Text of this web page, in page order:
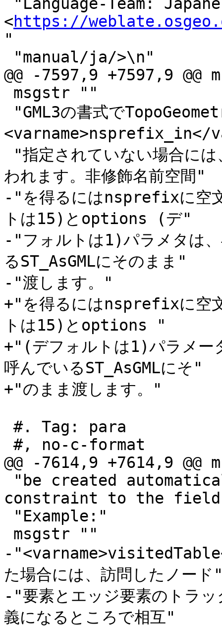
<https://
"
@@ -7597,9 +7597,9 @@
<varname>nsprefix_in</
われます。非修飾名前空間"
-"を得るにはnsprefixに空
トは15)とoptions (デ"
-"フォルトは1)パラメタは
るST_AsGMLにそのまま"
-"渡します。"
+"を得るにはnsprefixに空
トは15)とoptions "
+"(デフォルトは1)パラメー
呼んでいるST_AsGMLにそ"
+"のまま渡します。"
@@ -7614,9 +7614,9 @@
constraint to the
-
た場合には、訪問したノード
-"要素とエッジ要素のトラ
義になるところで相互"